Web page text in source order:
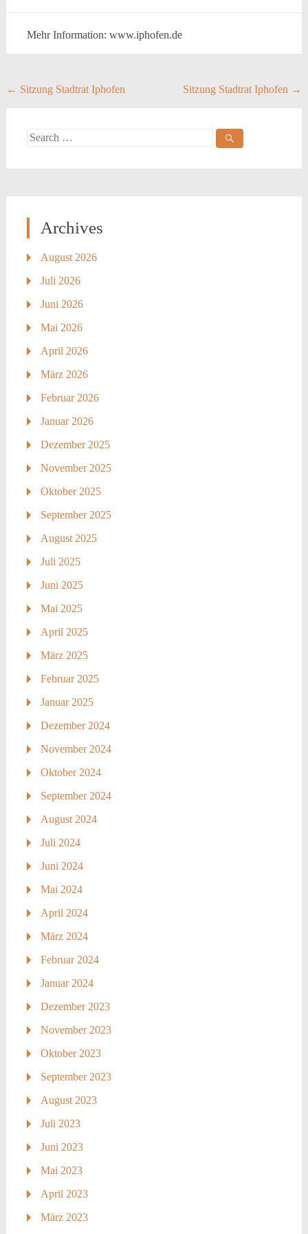
Mehr Information: www.iphofen.de
Post
← Sitzung Stadtrat Iphofen Sitzung Stadtrat Iphofen →
Search
Archives
August 2026
Juli 2026
Juni 2026
Mai 2026
April 2026
März 2026
Februar 2026
Januar 2026
Dezember 2025
November 2025
Oktober 2025
September 2025
August 2025
Juli 2025
Juni 2025
Mai 2025
April 2025
März 2025
Februar 2025
Januar 2025
Dezember 2024
November 2024
Oktober 2024
September 2024
August 2024
Juli 2024
Juni 2024
Mai 2024
April 2024
März 2024
Februar 2024
Januar 2024
Dezember 2023
November 2023
Oktober 2023
September 2023
August 2023
Juli 2023
Juni 2023
Mai 2023
April 2023
März 2023